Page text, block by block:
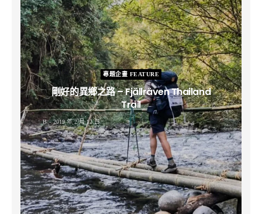
專題企畫 FEATURE
剛好的異鄉之路 – Fjällräven Thailand
Trail
B 2019 年 2 月 12 日